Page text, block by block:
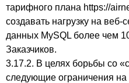
тарифного плана https://
создавать нагрузку на
данных MySQL более чем
Заказчиков.
3.17.2. В целях борьбы со
следующие ограничения на